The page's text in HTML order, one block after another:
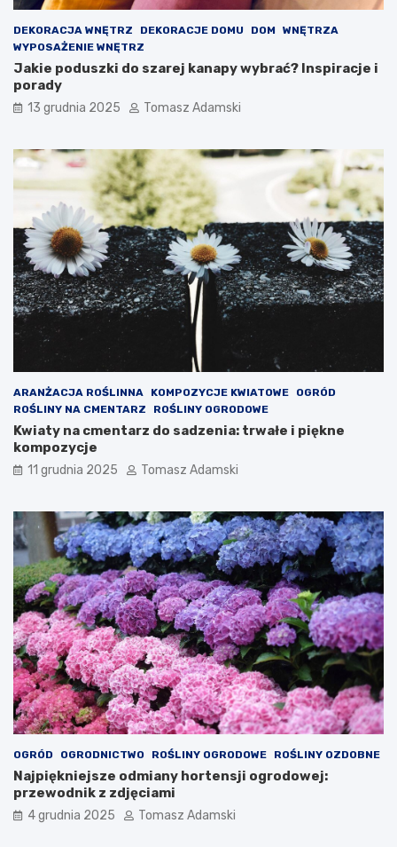
DEKORACJA WNĘTRZ DEKORACJE DOMU DOM
WNĘTRZA
WYPOSAŻENIE WNĘTRZ
Jakie poduszki do szarej kanapy wybrać? Inspiracje i
porady
13 grudnia 2025 Tomasz Adamski
ARANŻACJA ROŚLINNA KOMPOZYCJE KWIATOWE
OGRÓD
ROŚLINY NA CMENTARZ
ROŚLINY OGRODOWE
Kwiaty na cmentarz do sadzenia: trwałe i piękne
kompozycje
11 grudnia 2025 Tomasz Adamski
OGRÓD OGRODNICTWO ROŚLINY OGRODOWE ROŚLINY OZDOBNE
Najpiękniejsze odmiany hortensji ogrodowej:
przewodnik z zdjęciami
4 grudnia 2025 Tomasz Adamski